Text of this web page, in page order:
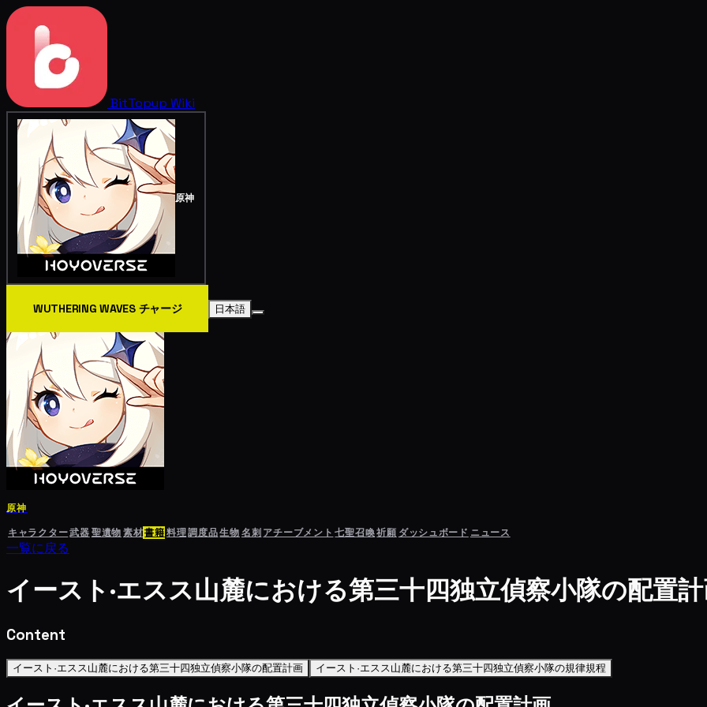
BitTopup Wiki
原神
WUTHERING WAVES チャージ 日本語
原神
キャラクター武器聖遺物素材書籍料理調度品生物名刺 アチーブメント 七聖召喚祈願 ダッシュボード ニュース
一覧に戻る
イースト·エスス山麓における第三十四独立偵察小隊の配置
Content
イースト·エスス山麓における第三十四独立偵察小隊の配置計画 イースト·エスス山麓における第三十四独立偵察小隊の規律規程